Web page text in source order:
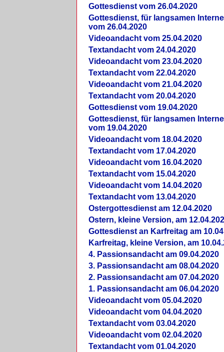
Gottesdienst vom 26.04.2020
Gottesdienst, für langsamen
vom 26.04.2020
Videoandacht vom 25.04.2020
Textandacht vom 24.04.2020
Videoandacht vom 23.04.2020
Textandacht vom 22.04.2020
Videoandacht vom 21.04.2020
Textandacht vom 20.04.2020
Gottesdienst vom 19.04.2020
Gottesdienst, für langsamen
vom 19.04.2020
Videoandacht vom 18.04.2020
Textandacht vom 17.04.2020
Videoandacht vom 16.04.2020
Textandacht vom 15.04.2020
Videoandacht vom 14.04.2020
Textandacht vom 13.04.2020
Ostergottesdienst am 12.04.2020
Ostern, kleine Version, am
Gottesdienst an Karfreitag am
Karfreitag, kleine Version, am
4. Passionsandacht am 09.04.2020
3. Passionsandacht am 08.04.2020
2. Passionsandacht am 07.04.2020
1. Passionsandacht am 06.04.2020
Videoandacht vom 05.04.2020
Videoandacht vom 04.04.2020
Textandacht vom 03.04.2020
Videoandacht vom 02.04.2020
Textandacht vom 01.04.2020